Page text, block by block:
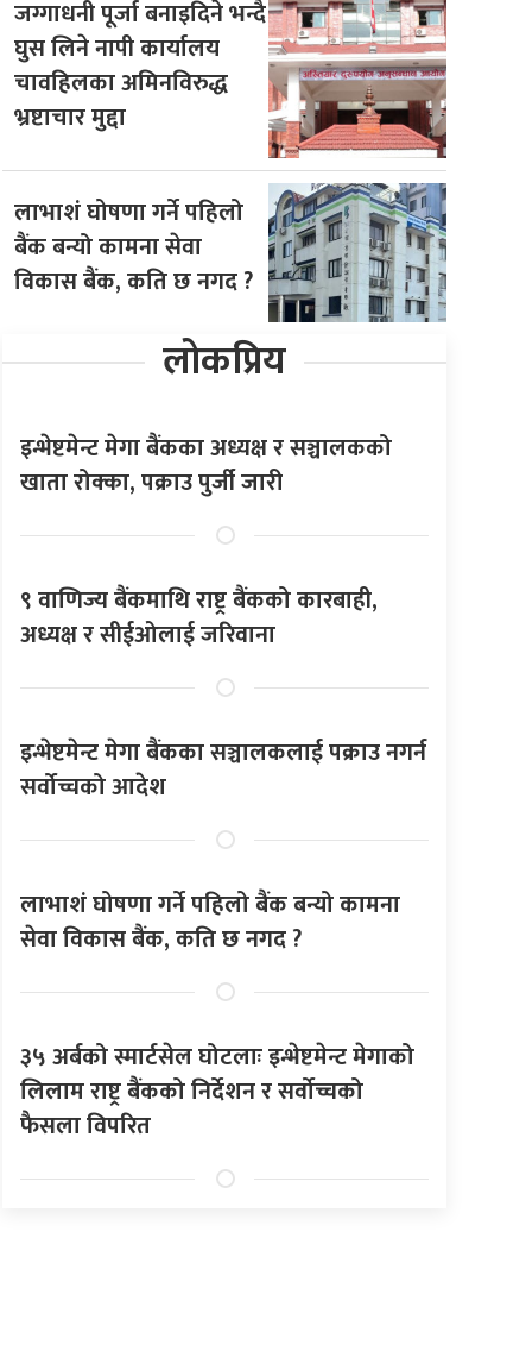
जग्गाधनी पूर्जा बनाइदिने भन्दै
घुस लिने नापी कार्यालय
चावहिलका अमिनविरुद्ध
भ्रष्टाचार मुद्दा
लाभाशं घोषणा गर्ने पहिलो
बैंक बन्यो कामना सेवा
विकास बैंक, कति छ नगद ?
लोकप्रिय
इन्भेष्टमेन्ट मेगा बैंकका अध्यक्ष र सञ्चालकको
खाता रोक्का, पक्राउ पुर्जी जारी
९ वाणिज्य बैंकमाथि राष्ट्र बैंकको कारबाही,
अध्यक्ष र सीईओलाई जरिवाना
इन्भेष्टमेन्ट मेगा बैंकका सञ्चालकलाई पक्राउ नगर्न
सर्वोच्चको आदेश
लाभाशं घोषणा गर्ने पहिलो बैंक बन्यो कामना
सेवा विकास बैंक, कति छ नगद ?
३५ अर्बको स्मार्टसेल घोटलाः इन्भेष्टमेन्ट मेगाको
लिलाम राष्ट्र बैंकको निर्देशन र सर्वोच्चको
फैसला विपरित